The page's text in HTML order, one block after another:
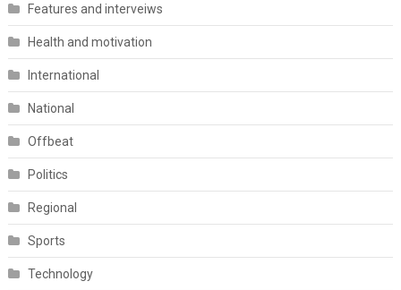
Features and interveiws
Health and motivation
International
National
Offbeat
Politics
Regional
Sports
Technology